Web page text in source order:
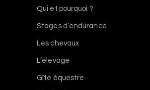
Qui et pourquoi ?
Stages d’endurance
Les chevaux
L’élevage
Gîte équestre